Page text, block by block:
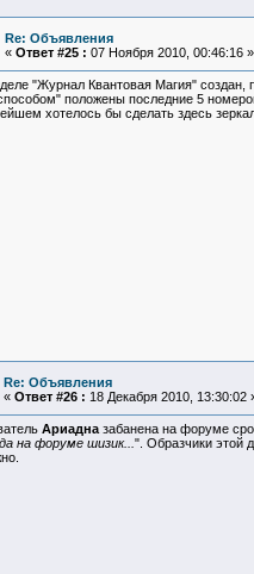
Re: Объявления
« Ответ #25 : 07 Ноября 2010, 00:46:16 »
"Журнал Квантовая Магия" создан,
положены последние 5
хотелось бы сделать здесь
Re: Объявления
« Ответ #26 : 18 Декабря 2010, 13:30:02
Ариадназабанена на форуме
на форуме шизик... ". Образчики этой